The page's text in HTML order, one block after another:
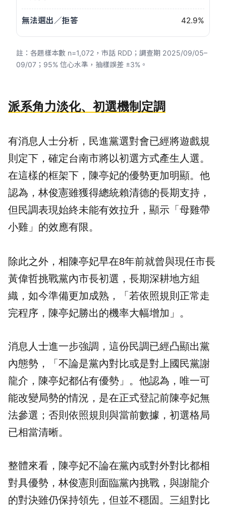
42.9%
註：各題樣本數 n=1,072，市話 RDD；調查期 2025/09/05–
09/07；95% 信心水準，抽樣誤差 ±3%。
派系角力淡化、初選機制定調
有消息人士分析，民進黨選對會已經將遊戲規
則定下，確定台南市將以初選方式產生人選。
在這樣的框架下，陳亭妃的優勢更加明顯。他
認為，林俊憲雖獲得總統賴清德的長期支持，
但民調表現始終未能有效拉升，顯示「母雞帶
小雞」的效應有限。
除此之外，相陳亭妃早在8年前就曾與現任市長
黃偉哲挑戰黨內市長初選，長期深耕地方組
織，如今準備更加成熟，「若依照規則正常走
完程序，陳亭妃勝出的機率大幅增加」。
消息人士進一步強調，這份民調已經凸顯出黨
內態勢，「不論是黨內對比或是對上國民黨謝
龍介，陳亭妃都佔有優勢」。他認為，唯一可
能改變局勢的情況，是在正式登記前陳亭妃無
法參選；否則依照規則與當前數據，初選格局
已相當清晰。
整體來看，陳亭妃不論在黨內或對外對比都相
對具優勢，林俊憲則面臨黨內挑戰，與謝龍介
的對決雖仍保持領先，但並不穩固。三組對比